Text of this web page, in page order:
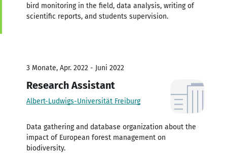
bird monitoring in the field, data analysis, writing of
scientific reports, and students supervision.
3 Monate, Apr. 2022 - Juni 2022
Research Assistant
Albert-Ludwigs-Universität Freiburg
Data gathering and database organization about the
impact of European forest management on
biodiversity.